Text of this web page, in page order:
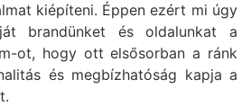
kiépíteni. Éppen ezért mi úgy
brandünket és oldalunkat a
ot, hogy ott elsősorban a ránk
és megbízhatóság kapja a